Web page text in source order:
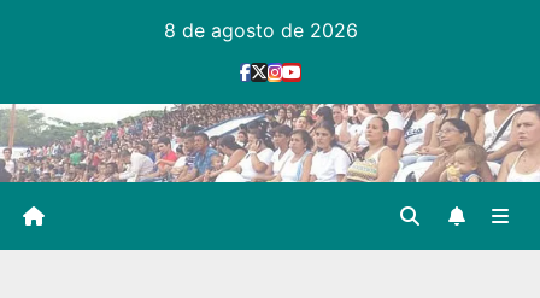
8 de agosto de 2026